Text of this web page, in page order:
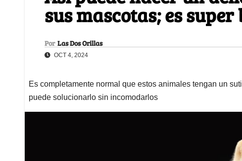
sus mascotas; es
Por Las Dos Orillas
OCT 4, 2024
Es completamente normal que estos animales tengan un
puede solucionarlo sin incomodarlos